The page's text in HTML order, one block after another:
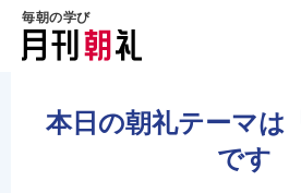
毎朝の学び
本日の朝礼テーマは
です